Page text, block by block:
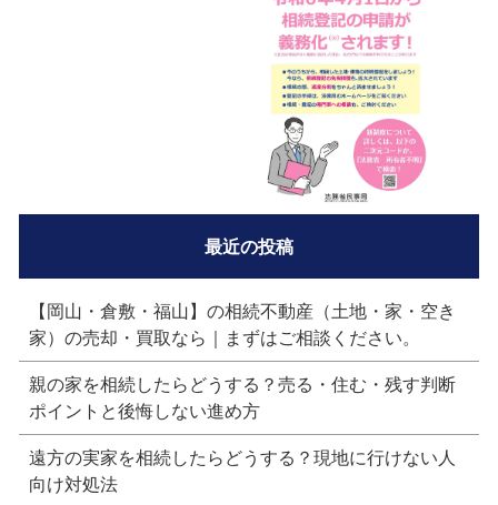
最近の投稿
【岡山・倉敷・福山】の相続不動産（土地・家・空き
家）の売却・買取なら｜まずはご相談ください。
親の家を相続したらどうする？売る・住む・残す判断
ポイントと後悔しない進め方
遠方の実家を相続したらどうする？現地に行けない人
向け対処法